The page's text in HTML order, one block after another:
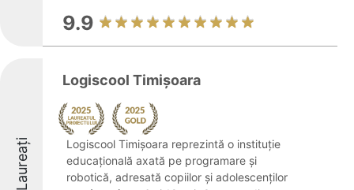
9.9
Laureați
Logiscool Timișoara
Logiscool Timișoara reprezintă o instituție
educațională axată pe programare și
robotică, adresată copiilor și adolescenților